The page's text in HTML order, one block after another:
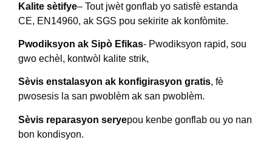
Kalite sètifye– Tout jwèt gonflab yo satisfè estanda
CE, EN14960, ak SGS pou sekirite ak konfòmite.
Pwodiksyon ak Sipò Efikas- Pwodiksyon rapid, sou
gwo echèl, kontwòl kalite strik,
Sèvis enstalasyon ak konfigirasyon gratis, fè
pwosesis la san pwoblèm ak san pwoblèm.
Sèvis reparasyon seryepou kenbe gonflab ou yo nan
bon kondisyon.